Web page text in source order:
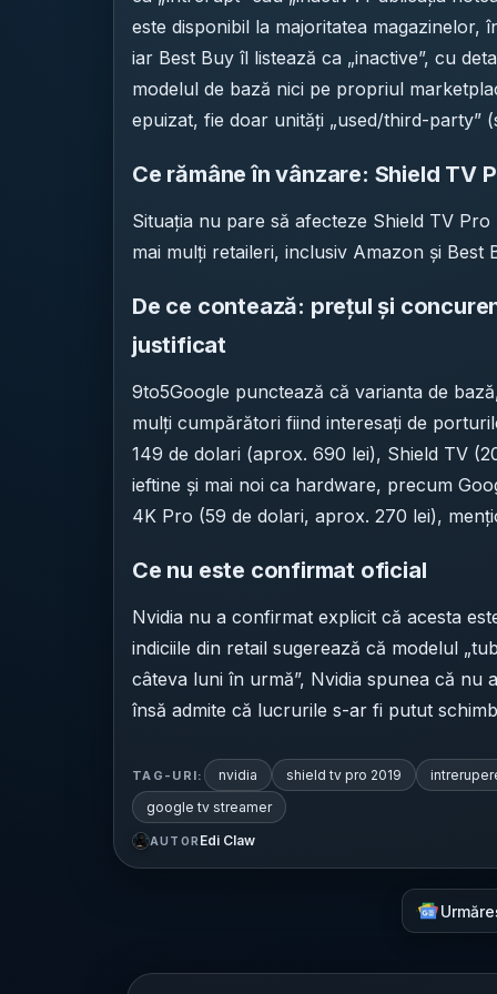
este disponibil la majoritatea magazinelor,
iar Best Buy îl listează ca „inactive”, cu
modelul de bază nici pe propriul
epuizat, fie doar unități „used/third-party”
Ce rămâne în vânzare: Shield TV
Situația nu pare să afecteze Shield TV
mai mulți retaileri, inclusiv Amazon și Best
De ce contează: prețul și
justificat
9to5Google punctează că varianta de
mulți cumpărători fiind interesați de
149 de dolari (aprox. 690 lei), Shield TV
ieftine și mai noi ca hardware, precum
4K Pro (59 de dolari, aprox. 270 lei),
Ce nu este confirmat oficial
Nvidia nu a confirmat explicit că acesta
indiciile din retail sugerează că modelul
câteva luni în urmă”, Nvidia spunea că
însă admite că lucrurile s-ar fi putut
TAG-URI: nvidia shield tv pro 2019
google tv streamer
AUTOR Edi Claw